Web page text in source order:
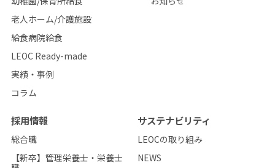
老人ホーム/介護施設
給食病院給食
LEOC Ready-made
実績・事例
コラム
採用情報
総合職
【新卒】管理栄養士・栄養士
サステナビリティ
LEOCの取り組み
NEWS